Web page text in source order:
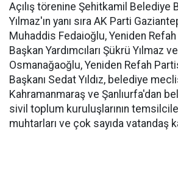
Açılış törenine Şehitkamil Belediye
Yılmaz'ın yanı sıra AK Parti
Muhaddis Fedaioğlu, Yeniden
Başkan Yardımcıları Şükrü Yılmaz
Osmanağaoğlu, Yeniden Refah
Başkanı Sedat Yıldız, belediye
Kahramanmaraş ve Şanlıurfa'dan
sivil toplum kuruluşlarının
muhtarları ve çok sayıda vatandaş